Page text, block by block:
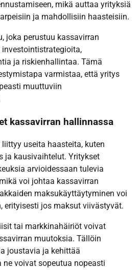
mikä auttaa yrityksiä
ja mahdollisiin haasteisiin.
joka perustuu kassavirran
ja riskienhallintaa. Tämä
varmistaa, että yritys
muuttuviin
kassavirran hallinnassa
useita haasteita, kuten
ja kausivaihtelut. Yritykset
arvioidessaan tulevia
voi johtaa kassavirran
maksukäyttäytyminen voi
erityisesti jos maksut viivästyvät.
tai markkinahäiriöt voivat
muutoksia. Tällöin
joustavia ja kehittää
voivat sopeutua nopeasti